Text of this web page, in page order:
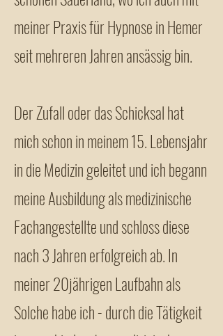
meiner Praxis für Hypnose in Hemer
seit mehreren Jahren ansässig bin.
Der Zufall oder das Schicksal hat
mich schon in meinem 15. Lebensjahr
in die Medizin geleitet und ich begann
meine Ausbildung als medizinische
Fachangestellte und schloss diese
nach 3 Jahren erfolgreich ab. In
meiner 20jährigen Laufbahn als
Solche habe ich - durch die Tätigkeit